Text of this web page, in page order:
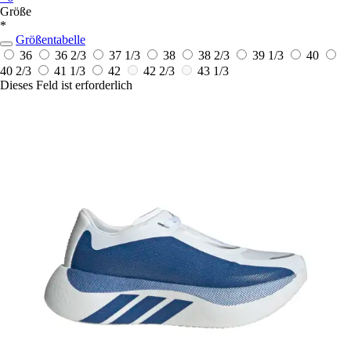
Größe
*
Größentabelle
36
36 2/3 37 1/3 38 38 2/3 39 1/3
40
40 2/3
41 1/3 42 42 2/3
43 1/3
Dieses Feld ist erforderlich